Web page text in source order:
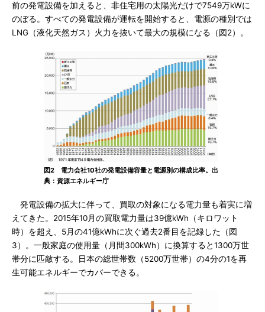
前の発電設備を加えると、非住宅用の太陽光だけで7549万kWに
のぼる。すべての発電設備が運転を開始すると、電源の種別では
LNG（液化天然ガス）火力を抜いて最大の規模になる（図2）。
図2 電力会社10社の発電設備容量と電源別の構成比率。出
典：資源エネルギー庁
発電設備の拡大に伴って、買取の対象になる電力量も着実に増
えてきた。2015年10月の買取電力量は39億kWh（キロワット
時）を超え、5月の41億kWhに次ぐ過去2番目を記録した（図
3）。一般家庭の使用量（月間300kWh）に換算すると1300万世
帯分に匹敵する。日本の総世帯数（5200万世帯）の4分の1を再
生可能エネルギーでカバーできる。